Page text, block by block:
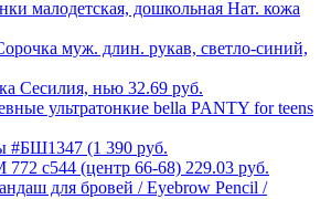
32.69 руб.
390 руб.
229.03 руб.